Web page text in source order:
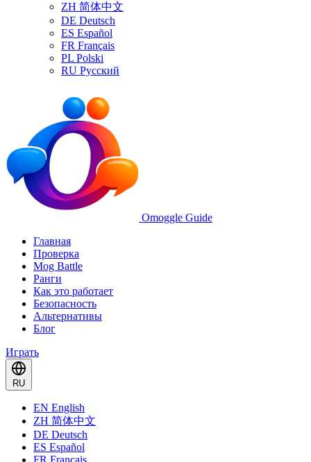
ZH 简体中文
DE Deutsch
ES Español
FR Français
PL Polski
RU Русский
Omoggle Guide
Главная
Проверка
Mog Battle
Ранги
Как это работает
Безопасность
Альтернативы
Блог
Играть
RU
EN English
ZH 简体中文
DE Deutsch
ES Español
FR Français